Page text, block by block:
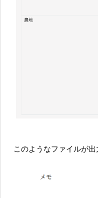
このようなファイルが出